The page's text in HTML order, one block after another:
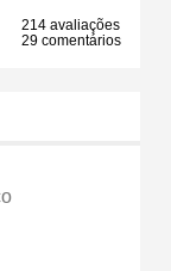
214 avaliações
29 comentários